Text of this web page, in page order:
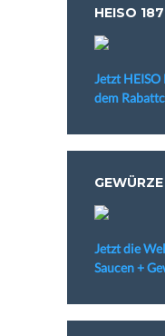
HEISO
Jetzt HEISO
dem
Jetzt die
Saucen +